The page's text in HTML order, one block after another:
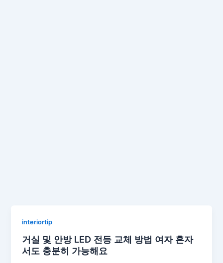
interiortip
거실 및 안방 LED 전등 교체 방법 여자 혼자
서도 충분히 가능해요